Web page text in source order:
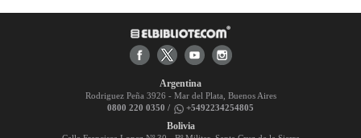
Argentina
Rodriguez Peña 3926 - Mar del Plata, Buenos Aires
0800 220 0350 /
+5492234254805
Bolivia